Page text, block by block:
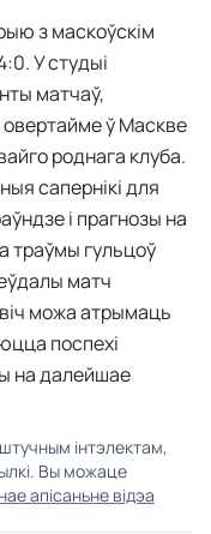
з маскоўскім
У студыі
матчаў,
ў Маскве
роднага клуба.
сапернікі для
і прагнозы на
траўмы гульцоў
матч
можа атрымаць
поспехі
на далейшае
інтэлектам,
Вы можаце
апісаньне відэа